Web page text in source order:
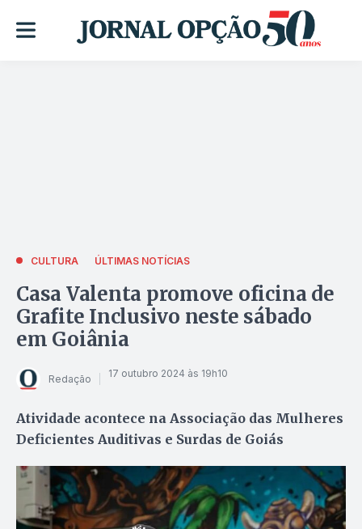
CULTURA ÚLTIMAS NOTÍCIAS
Casa Valenta promove oficina de
Grafite Inclusivo neste sábado
em Goiânia
Redação 17 outubro 2024 às 19h10
Atividade acontece na Associação das Mulheres
Deficientes Auditivas e Surdas de Goiás